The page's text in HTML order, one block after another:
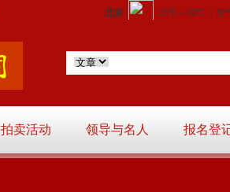
拍卖活动 领导与名人 报名登